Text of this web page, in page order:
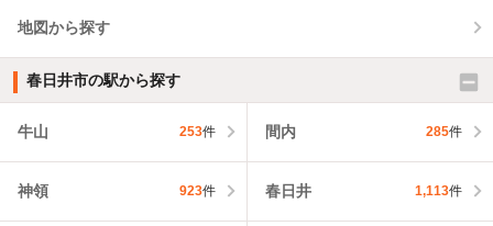
地図から探す
春日井市の駅から探す
牛山 253件 間内 285件
神領 923件 春日井 1,113件